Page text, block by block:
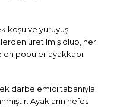
koşu ve yürüyüş
üretilmiş olup, her
en popüler ayakkabı
darbe emici tabanıyla
Ayakların nefes